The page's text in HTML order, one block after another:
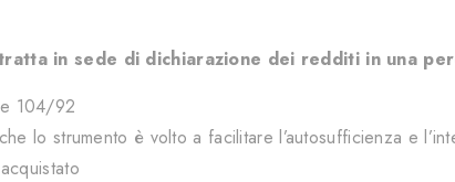
in sede di dichiarazione dei redditi in una
104/92
lo strumento è volto a facilitare l’autosufficienza e